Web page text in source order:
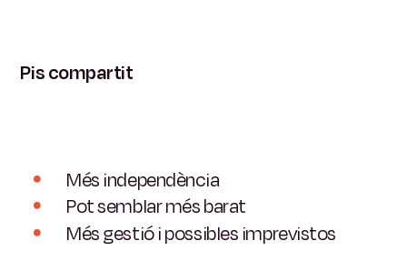
Pis compartit
Més independència
Pot semblar més barat
Més gestió i possibles imprevistos